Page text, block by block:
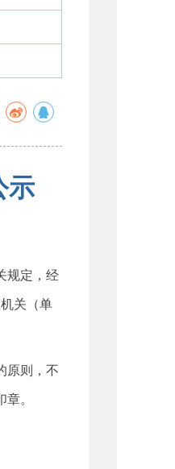
示
规定，经
关（单
原则，不
。